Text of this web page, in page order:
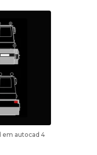
em autocad 4